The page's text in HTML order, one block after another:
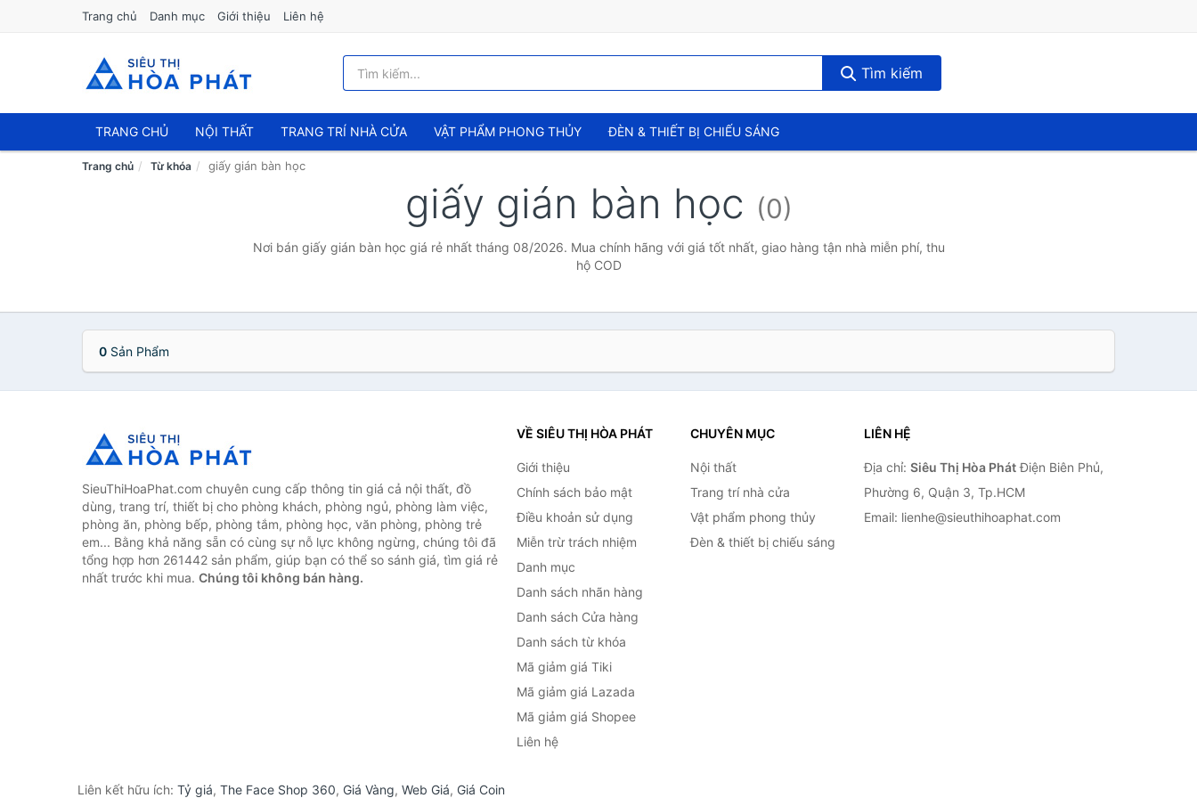
Trang chủ Danh mục Giới thiệu Liên hệ
Tìm kiếm
TRANG CHỦ NỘI THẤT TRANG TRÍ NHÀ CỬA VẬT PHẨM PHONG THỦY ĐÈN & THIẾT BỊ CHIẾU SÁNG
Trang chủ Từ khóa giấy gián bàn học
giấy gián bàn học (0)
Nơi bán giấy gián bàn học giá rẻ nhất tháng 08/2026. Mua chính hãng với giá tốt nhất, giao hàng tận nhà miễn phí, thu
hộ COD
0 Sản Phẩm
SieuThiHoaPhat.com chuyên cung cấp thông tin giá cả nội thất, đồ
dùng, trang trí, thiết bị cho phòng khách, phòng ngủ, phòng làm việc,
phòng ăn, phòng bếp, phòng tắm, phòng học, văn phòng, phòng trẻ
em... Bằng khả năng sẵn có cùng sự nỗ lực không ngừng, chúng tôi đã
tổng hợp hơn 261442 sản phẩm, giúp bạn có thể so sánh giá, tìm giá rẻ
nhất trước khi mua. Chúng tôi không bán hàng.
VỀ SIÊU THỊ HÒA PHÁT
Giới thiệu
Chính sách bảo mật
Điều khoản sử dụng
Miễn trừ trách nhiệm
Danh mục
Danh sách nhãn hàng
Danh sách Cửa hàng
Danh sách từ khóa
Mã giảm giá Tiki
Mã giảm giá Lazada
Mã giảm giá Shopee
Liên hệ
CHUYÊN MỤC
Nội thất
Trang trí nhà cửa
Vật phẩm phong thủy
Đèn & thiết bị chiếu sáng
LIÊN HỆ
Địa chỉ: Siêu Thị Hòa PhátĐiện Biên Phủ,
Phường 6, Quận 3, Tp.HCM
Email: lienhe@sieuthihoaphat.com
Liên kết hữu ích: Tỷ giá, The Face Shop 360, Giá Vàng, Web Giá, Giá Coin